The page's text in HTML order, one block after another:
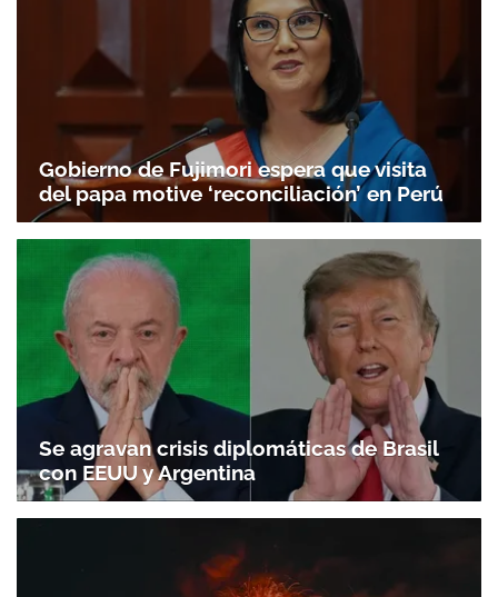
Gobierno de Fujimori espera que visita
del papa motive ‘reconciliación’ en Perú
Se agravan crisis diplomáticas de Brasil
con EEUU y Argentina